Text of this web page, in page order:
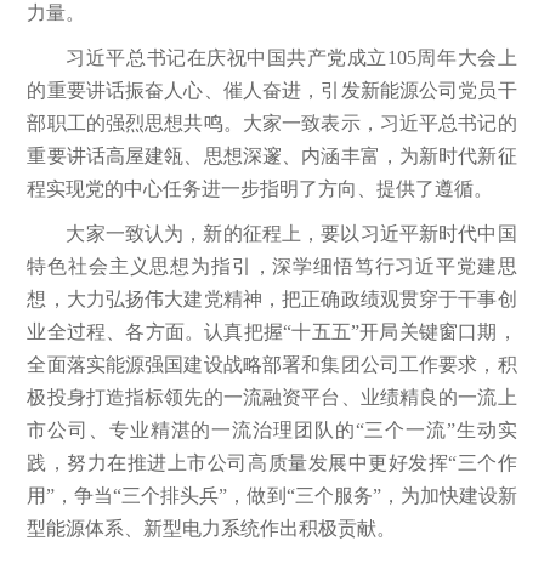
力量。
习近平总书记在庆祝中国共产党成立105周年大会上
的重要讲话振奋人心、催人奋进，引发新能源公司党员干
部职工的强烈思想共鸣。大家一致表示，习近平总书记的
重要讲话高屋建瓴、思想深邃、内涵丰富，为新时代新征
程实现党的中心任务进一步指明了方向、提供了遵循。
大家一致认为，新的征程上，要以习近平新时代中国
特色社会主义思想为指引，深学细悟笃行习近平党建思
想，大力弘扬伟大建党精神，把正确政绩观贯穿于干事创
业全过程、各方面。认真把握“十五五”开局关键窗口期，
全面落实能源强国建设战略部署和集团公司工作要求，积
极投身打造指标领先的一流融资平台、业绩精良的一流上
市公司、专业精湛的一流治理团队的“三个一流”生动实
践，努力在推进上市公司高质量发展中更好发挥“三个作
用”，争当“三个排头兵”，做到“三个服务”，为加快建设新
型能源体系、新型电力系统作出积极贡献。